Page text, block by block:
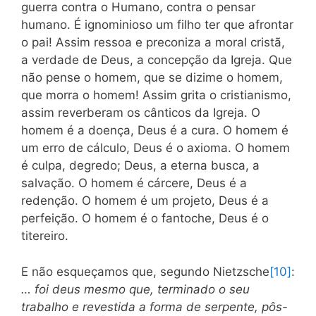
guerra contra o Humano, contra o pensar
humano. É ignominioso um filho ter que afrontar
o pai! Assim ressoa e preconiza a moral cristã,
a verdade de Deus, a concepção da Igreja. Que
não pense o homem, que se dizime o homem,
que morra o homem! Assim grita o cristianismo,
assim reverberam os cânticos da Igreja. O
homem é a doença, Deus é a cura. O homem é
um erro de cálculo, Deus é o axioma. O homem
é culpa, degredo; Deus, a eterna busca, a
salvação. O homem é cárcere, Deus é a
redenção. O homem é um projeto, Deus é a
perfeição. O homem é o fantoche, Deus é o
titereiro.
E não esqueçamos que, segundo Nietzsche[10]:
… foi deus mesmo que, terminado o seu
trabalho e revestida a forma de serpente, pôs-